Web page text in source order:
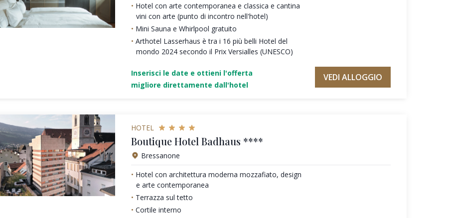
Hotel con arte contemporanea e classica e cantina
vini con arte (punto di incontro nell'hotel)
Mini Sauna e Whirlpool gratuito
Arthotel Lasserhaus è tra i 16 più belli Hotel del
mondo 2024 secondo il Prix Versialles (UNESCO)
Inserisci le date e ottieni l'offerta
migliore direttamente dall'hotel
VEDI ALLOGGIO
HOTEL
Boutique Hotel Badhaus ****
Bressanone
Hotel con architettura moderna mozzafiato, design
e arte contemporanea
Terrazza sul tetto
Cortile interno